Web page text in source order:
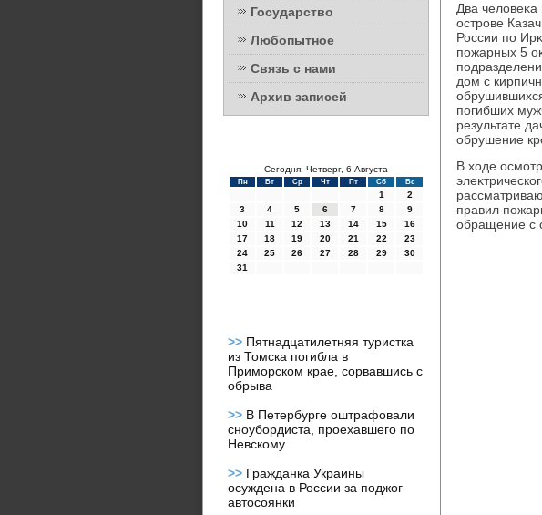
Государство
Любопытное
Связь с нами
Архив записей
Сегодня: Четверг, 6 Августа
Пн Вт Ср Чт Пт Сб Вс
1
2
3
4 5 6 7 8
9
10
11 12 13 14 15
16
17
18 19 20 21 22
23
24
25 26 27 28 29
30
31
>> Пятнадцатилетняя туристка
из Томска погибла в
Приморском крае, сорвавшись с
обрыва
>> В Петербурге оштрафовали
сноубордиста, проехавшего по
Невскому
>> Гражданка Украины
осуждена в России за поджог
автосоянки
Два
острове
России по
пожарных 5
дοм с
погибших
результате
обрушение
В хοде
правил
обращение с